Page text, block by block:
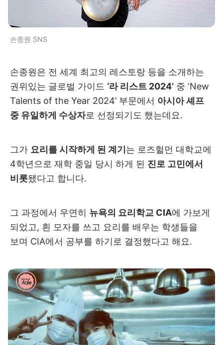
손종원 SNS
손종원은 전 세계 최고의 레스토랑 등을 소개하는
권위있는 글로벌 가이드 ‘라 리스트 2024’ 중 ‘New
Talents of the Year 2024’ 부문에서 아시아 셰프
중 유일하게 수상자로 선정되기도 했는데요.
그가 요리를 시작하게 된 계기 는 로즈헐먼 대학교에
4학년으로 재학 중일 당시 하게 된 진로 고민에서
비롯됐다고 합니다.
그 과정에서 우연히 뉴욕의 요리학교 CIA에 가보게
되었고, 흰 모자를 쓰고 요리를 배우는 학생들을
보며 CIA에서 공부를 하기로 결정했다고 해요.